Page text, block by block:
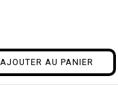
AJOUTER AU PANIER